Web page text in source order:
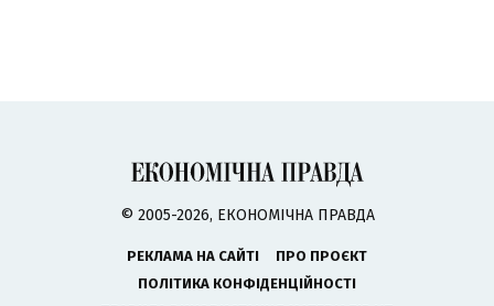
© 2005-2026, ЕКОНОМІЧНА ПРАВДА
РЕКЛАМА НА САЙТІ
ПРО ПРОЄКТ
ПОЛІТИКА КОНФІДЕНЦІЙНОСТІ